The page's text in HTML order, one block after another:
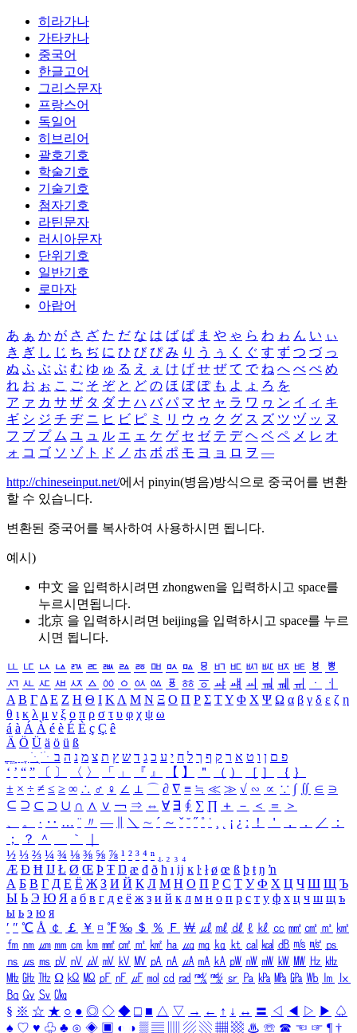
히라가나
가타카나
중국어
한글고어
그리스문자
프랑스어
독일어
히브리어
괄호기호
학술기호
기술기호
첨자기호
라틴문자
러시아문자
단위기호
일반기호
로마자
아랍어
あ ぁ か が さ ざ た だ な は ば ぱ ま や ゃ ら わ ゎ ん い ぃ
き ぎ し じ ち ぢ に ひ び ぴ み り う ぅ く ぐ す ず つ づ っ
ぬ ふ ぶ ぷ む ゆ ゅ る え ぇ け げ せ ぜ て で ね へ べ ぺ め
れ お ぉ こ ご そ ぞ と ど の ほ ぼ ぽ も よ ょ ろ を
ア ァ カ サ ザ タ ダ ナ ハ バ パ マ ヤ ャ ラ ワ ヮ ン イ ィ キ
ギ シ ジ チ ヂ ニ ヒ ビ ピ ミ リ ウ ゥ ク グ ス ズ ツ ヅ ッ ヌ
フ ブ プ ム ユ ュ ル エ ェ ケ ゲ セ ゼ テ デ ヘ ベ ペ メ レ オ
ォ コ ゴ ソ ゾ ト ド ノ ホ ボ ポ モ ヨ ョ ロ ヲ ―
http://chineseinput.net/에서 pinyin(병음)방식으로 중국어를 변환
할 수 있습니다.
변환된 중국어를 복사하여 사용하시면 됩니다.
예시)
中文 을 입력하시려면 zhongwen을 입력하시고 space를
누르시면됩니다.
北京 을 입력하시려면 beijing을 입력하시고 space를 누르
시면 됩니다.
ㅥ ㅦ ㅧ ㅨ ㅩ ㅪ ㅫ ㅬ ㅭ ㅮ ㅯ ㅰ ㅱ ㅲ ㅳ ㅴ ㅵ ㅶ ㅷ ㅸ
ㅹ
ㅺ ㅻ ㅼ ㅽ ㅾ ㅿ ㆀ ㆁ ㆂ ㆃ ㆄ ㆅ ㆆ ㆇ ㆈ ㆉ ㆊ ㆋ ㆌ ㆍ
ㆎ
Α Β ΓΔ Ε Ζ Η Θ Ι ΚΛ Μ Ν Ξ Ο Π Ρ Σ ΤΥ Φ Χ Ψ Ω α β γ δ ε ζ η
θ ι κ λ μ ν ξ ο π ρ σ τ υ φ χ ψ ω
á à Á À é è É È ç Ç ê
Ä Ö Ü ä ö ü ß
ִֶֹ ֻּ ׁׂ פ ם ן ו ט א ר ק ף ך ל ח י ע כ ג ד ש ץ ת צ מ נ ה ב
‘ ’ “ ” 〔 〕 〈 〉 「 」 『 』 【 】 ＂ （ ） ［ ］ ｛ ｝
± × ÷ ≠ ≤ ≥ ∞ ∴ ♂ ♀ ∠ ⊥ ⌒ ∂ ∇ ≡ ≒ ≪ ≫ √ ∽ ∝ ∵ ∫ ∬ ∈ ∋
⊆ ⊇ ⊂ ⊃ ∪ ∩ ∧ ∨ ￢ ⇒ ⇔ ∀ ∃ ∮ ∑ ∏ ＋ － ＜ ＝
＞
、
。 · ‥ … ¨ 〃 ― ＼ ∼ ´ ～ ˇ ˘ ˝ ˚ ˙ ¸ ¡ ¿ ː ！ ＇ ， ． ／
：
；
？ ＾ ｀
½ ⅓ ⅔ ¼ ¾ ⅛ ⅜ ⅝ ⅞ ¹ ² ³ ⁴ ⁿ ₁ ₂ ₃ ₄
Æ Ð Ħ Ĳ Ł Ø Œ Þ Ŧ Ŋ æ đ ð ħ ı ĳ ĸ ŀ ł ø œ ß þ ŧ ŋ ŉ
А Б В Г Д Е Ё Ж З И Й К Л М Н О П Р С Т У Ф Х Ц Ч Ш Щ Ъ
Ы Ь Э Ю Я а б в г д е ё ж з и й к л м н о п р с т у ф х ц ч ш щ ъ
ы ь э ю я
′ ″ ℃ Å ￠ ￡ ￥ ¤ ℉ ‰ ＄ ％ Ｆ ￦ ㎕ ㎖ ㎗ ℓ ㎘ ㏄ ㎣ ㎤ ㎥ ㎦
㎙ ㎚ ㎛ ㎜ ㎝ ㎞ ㎟ ㎠ ㎡ ㎢ ㏊ ㎍ ㎎ ㎏ ㏏ ㎈ ㎉ ㏈ ㎧ ㎨ ㎰
㎱ ㎲ ㎳ ㎴ ㎵ ㎶ ㎷ ㎸ ㎹ ㎀ ㎁ ㎂ ㎃ ㎄ ㎺ ㎻ ㎽ ㎾ ㎿ ㎐ ㎑
㎒ ㎓ ㎔ Ω ㏀ ㏁ ㎊ ㎋ ㎌ ㏖ ㏅ ㎭ ㎮ ㎯ ㏛ ㎩ ㎪ ㎫ ㎬ ㏝ ㏐
㏓
㏃ ㏉ ㏜ ㏆
§ ※ ☆ ★ ○ ● ◎ ◇ ◆ □ ■ △ ▽ → ← ↑ ↓ ↔ 〓 ◁ ◀ ▷ ▶ ♤
♠ ♡ ♥ ♧ ♣ ⊙ ◈ ▣ ◐ ◑ ▒ ▤ ▨ ▧ ▦ ▩ ♨ ☏ ☎ ☜ ☞ ¶ †